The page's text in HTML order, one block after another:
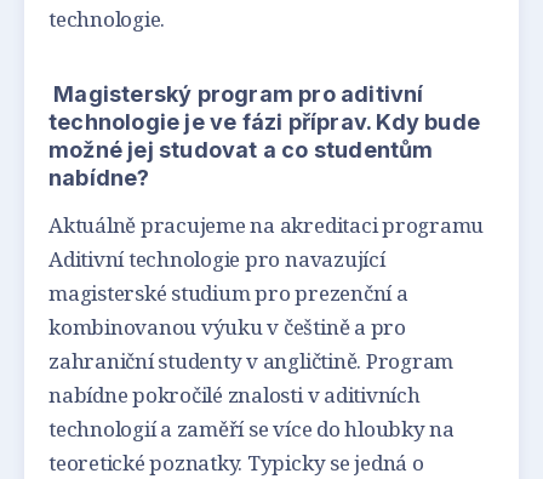
technologie.
Magisterský program pro aditivní
technologie je ve fázi příprav. Kdy bude
možné jej studovat a co studentům
nabídne?
Aktuálně pracujeme na akreditaci programu
Aditivní technologie pro navazující
magisterské studium pro prezenční a
kombinovanou výuku v češtině a pro
zahraniční studenty v angličtině. Program
nabídne pokročilé znalosti v aditivních
technologií a zaměří se více do hloubky na
teoretické poznatky. Typicky se jedná o